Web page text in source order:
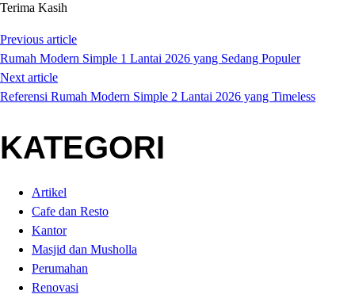
Terima Kasih
Previous article
Rumah Modern Simple 1 Lantai 2026 yang Sedang Populer
Next article
Referensi Rumah Modern Simple 2 Lantai 2026 yang Timeless
KATEGORI
Artikel
Cafe dan Resto
Kantor
Masjid dan Musholla
Perumahan
Renovasi